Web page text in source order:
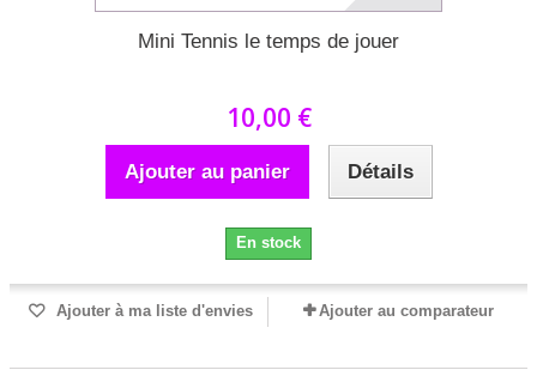
Mini Tennis le temps de jouer
10,00 €
Ajouter au panier Détails
En stock
Ajouter à ma liste d'envies Ajouter au comparateur